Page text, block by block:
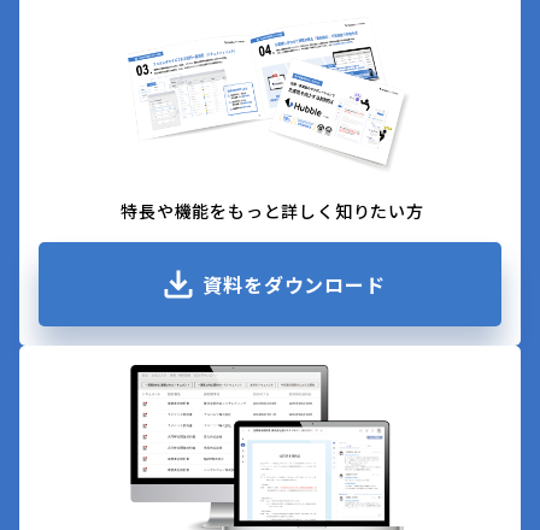
特長や機能をもっと詳しく知りたい方
資料をダウンロード